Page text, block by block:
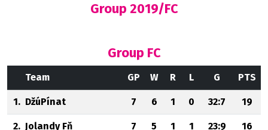
Group 2019/FC
Group FC
Team GP W R L G PTS
1. DžúPínat 7 6 1 0 32:7 19
2. Jolandy Fň 7 5 1 1 23:9 16